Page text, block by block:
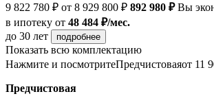
9 822 780 ₽ от 8 929 800 ₽ 892 980 ₽Вы
в ипотеку от 48 484 ₽/мес.
до 30 лет
подробнее
Показать всю комплектацию
Нажмите и посмотритеПредчистоваяот 11
Предчистовая